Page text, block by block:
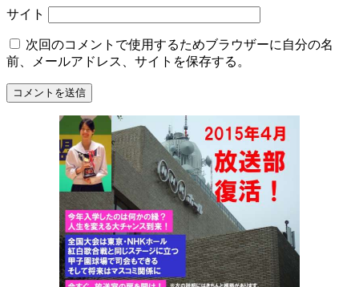
サイト
次回のコメントで使用するためブラウザーに自分の名
前、メールアドレス、サイトを保存する。